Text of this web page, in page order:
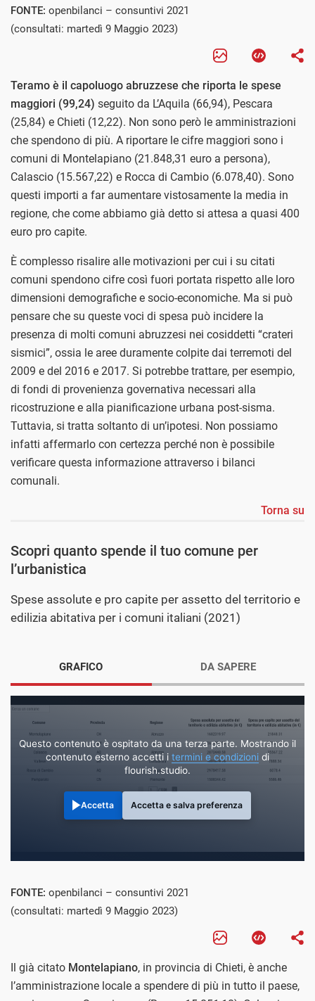
FONTE: openbilanci – consuntivi 2021
(consultati: martedì 9 Maggio 2023)
Teramo è il capoluogo abruzzese che riporta le spese
maggiori (99,24) seguito da L’Aquila (66,94), Pescara
(25,84) e Chieti (12,22). Non sono però le amministrazioni
che spendono di più. A riportare le cifre maggiori sono i
comuni di Montelapiano (21.848,31 euro a persona),
Calascio (15.567,22) e Rocca di Cambio (6.078,40). Sono
questi importi a far aumentare vistosamente la media in
regione, che come abbiamo già detto si attesa a quasi 400
euro pro capite.
È complesso risalire alle motivazioni per cui i su citati
comuni spendono cifre così fuori portata rispetto alle loro
dimensioni demografiche e socio-economiche. Ma si può
pensare che su queste voci di spesa può incidere la
presenza di molti comuni abruzzesi nei cosiddetti “crateri
sismici”, ossia le aree duramente colpite dai terremoti del
2009 e del 2016 e 2017. Si potrebbe trattare, per esempio,
di fondi di provenienza governativa necessari alla
ricostruzione e alla pianificazione urbana post-sisma.
Tuttavia, si tratta soltanto di un’ipotesi. Non possiamo
infatti affermarlo con certezza perché non è possibile
verificare questa informazione attraverso i bilanci
comunali.
Torna su
Scopri quanto spende il tuo comune per
l’urbanistica
Spese assolute e pro capite per assetto del territorio e
edilizia abitativa per i comuni italiani (2021)
GRAFICO
Questo contenuto è ospitato da una terza parte. Mostrando il
contenuto esterno accetti i termini e condizioni di
flourish.studio.
Accetta Accetta e salva preferenza
DA SAPERE
FONTE: openbilanci – consuntivi 2021
(consultati: martedì 9 Maggio 2023)
Il già citato Montelapiano, in provincia di Chieti, è anche
l’amministrazione locale a spendere di più in tutto il paese,